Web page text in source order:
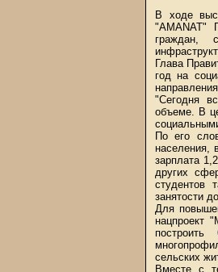
В ходе
"AMANAT"
граждан,
Глава
год на
"Сегодня
объеме. В
По его
населения,
зарплата
других
студентов
занятости
Для
нацпроект
сельских
Вместе с